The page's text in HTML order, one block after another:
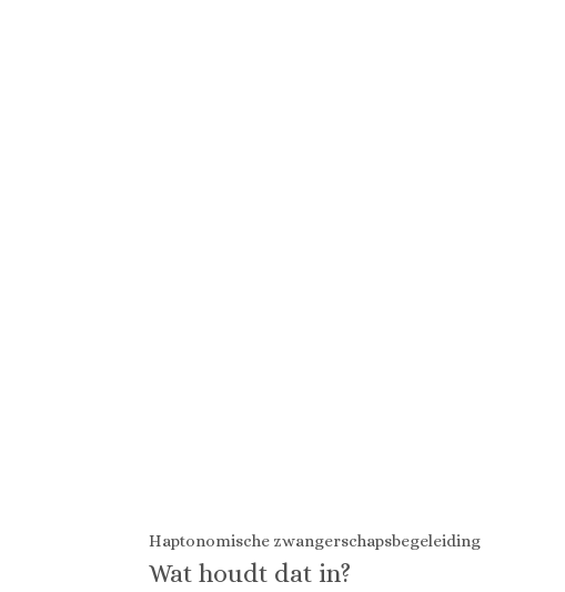
Haptonomische zwangerschapsbegeleiding
Wat houdt dat in?